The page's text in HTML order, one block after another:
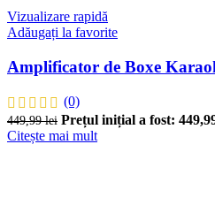
Vizualizare rapidă
Adăugați la favorite
Amplificator de Boxe
(0)
449,99lei Prețul inițial a fost:
Citește mai mult